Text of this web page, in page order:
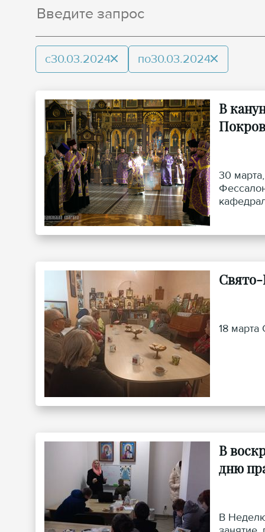
с30.03.2024 по30.03.2024
В
30
Свято-
18 марта
В
дню
В